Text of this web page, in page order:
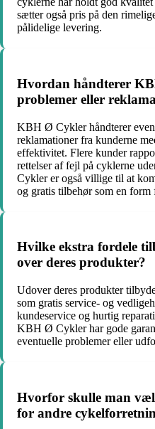
sætter også pris på den
pålidelige levering.
Hvordan håndterer
problemer eller
KBH Ø Cykler håndterer
reklamationer fra kunderne
effektivitet. Flere kunder
rettelser af fejl på cyklerne
Cykler er også villige til at
og gratis tilbehør som en form
Hvilke ekstra fordele
over deres produkter?
Udover deres produkter
som gratis service- og
kundeservice og hurtig
KBH Ø Cykler har gode
eventuelle problemer eller
Hvorfor skulle man
for andre